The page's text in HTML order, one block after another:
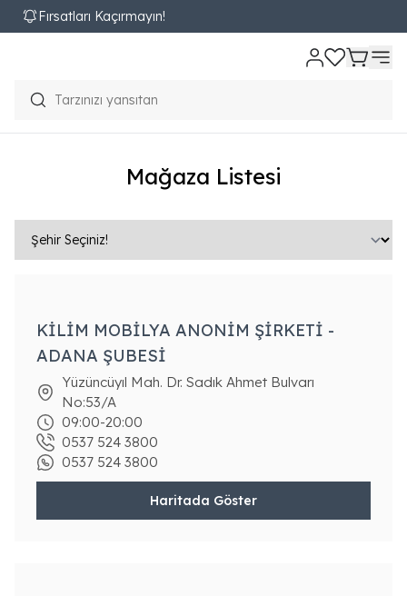
Fırsatları Kaçırmayın!
Mağaza Listesi
KİLİM MOBİLYA ANONİM ŞİRKETİ -
ADANA ŞUBESİ
Yüzüncüyıl Mah. Dr. Sadık Ahmet Bulvarı
No:53/A
09:00-20:00
0537 524 3800
0537 524 3800
Haritada Göster